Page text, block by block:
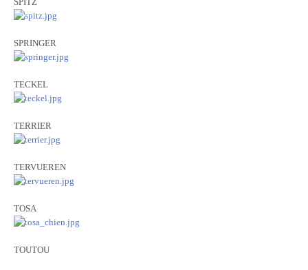
SPRINGER
TECKEL
TERRIER
TERVUEREN
TOSA
TOUTOU